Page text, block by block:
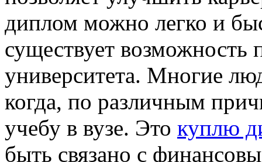
диплом можно легко и
существует возможность
университета. Многие
когда, по различным
учебу в вузе. Это куплю
быть связано с